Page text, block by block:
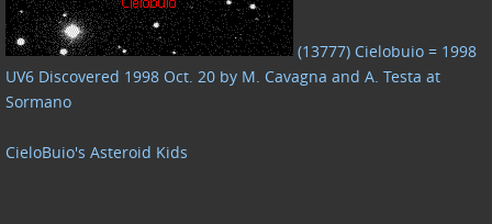
(13777) Cielobuio = 1998
UV6 Discovered 1998 Oct. 20 by M. Cavagna and A. Testa at
Sormano
CieloBuio's Asteroid Kids